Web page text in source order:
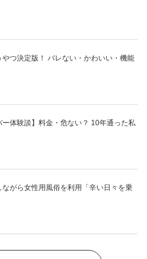
やつ決定版！ バレない・かわいい・機能
ー体験談】料金・危ない？ 10年通った私
ながら女性用風俗を利用「辛い日々を乗